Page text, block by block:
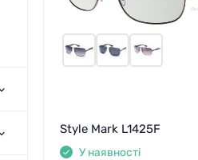
Style Mark L1425F
У наявності